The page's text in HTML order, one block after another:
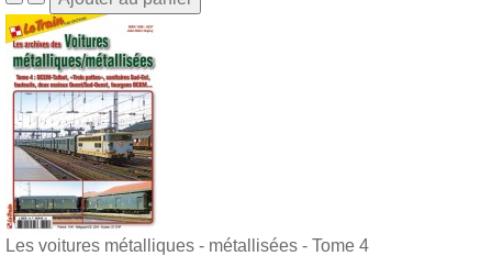
Les voitures métalliques - métallisées - Tome 4